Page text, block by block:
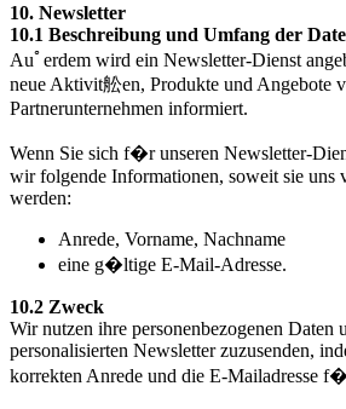
10. Newsletter
10.1 Beschreibung und Umfang der
Auﾟerdem wird ein Newsletter-Dienst
neue Aktivit舩en, Produkte und Angebote
Partnerunternehmen informiert.
Wenn Sie sich f�r unseren Newsletter-
wir folgende Informationen, soweit sie uns
werden:
Anrede, Vorname, Nachname
eine g�ltige E-Mail-Adresse.
10.2 Zweck
Wir nutzen ihre personenbezogenen Daten
personalisierten Newsletter zuzusenden,
korrekten Anrede und die E-Mailadresse